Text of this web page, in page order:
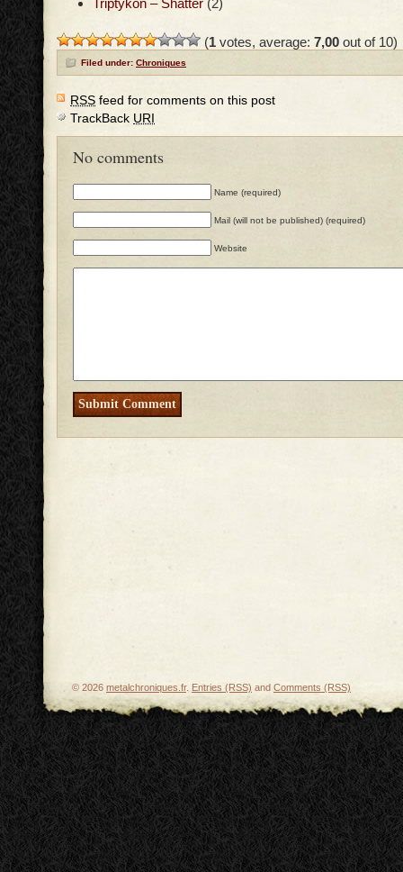
(1 votes, average: 7,00 out of 10)
Filed under: Chroniques
RSS feed for comments on this post
TrackBack URI
No comments
Name (required)
Mail (will not be published) (required)
Website
© 2026 metalchroniques.fr. Entries (RSS) and Comments (RSS)